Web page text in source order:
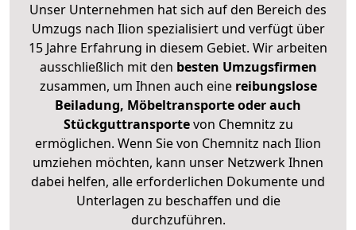
Unser Unternehmen hat sich auf den Bereich des
Umzugs nach Ilion spezialisiert und verfügt über
15 Jahre Erfahrung in diesem Gebiet. Wir arbeiten
ausschließlich mit den besten Umzugsfirmen
zusammen, um Ihnen auch eine reibungslose
Beiladung, Möbeltransporte oder auch
Stückguttransportevon Chemnitz zu
ermöglichen. Wenn Sie von Chemnitz nach Ilion
umziehen möchten, kann unser Netzwerk Ihnen
dabei helfen, alle erforderlichen Dokumente und
Unterlagen zu beschaffen und die
durchzuführen.